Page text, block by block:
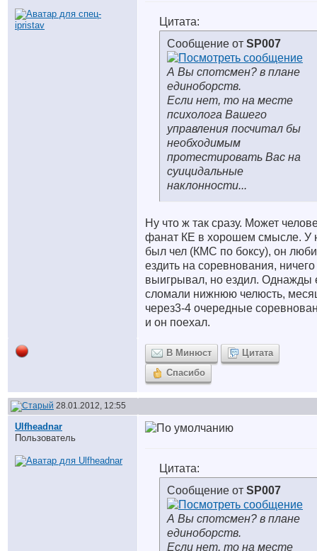
Цитата:
Сообщение от SP007
А Вы спотсмен? в плане
единоборств.
Если нет, то на месте
психолога Вашего
управления посчитал бы
необходимым
протестировать Вас на
суицидальные
наклонности...
Ну что ж так сразу. Может
фанат КЕ в хорошем смысле. У
был чел (КМС по боксу), он
ездить на соревнования,
выигрывал, но ездил. Однажды
сломали нижнюю челюсть,
через3-4 очередные
и он поехал.
В Минюст
Цитата
Спасибо
28.01.2012, 12:55
Ulfheadnar
Пользователь
Цитата:
Сообщение от SP007
А Вы спотсмен? в плане
единоборств.
Если нет, то на месте